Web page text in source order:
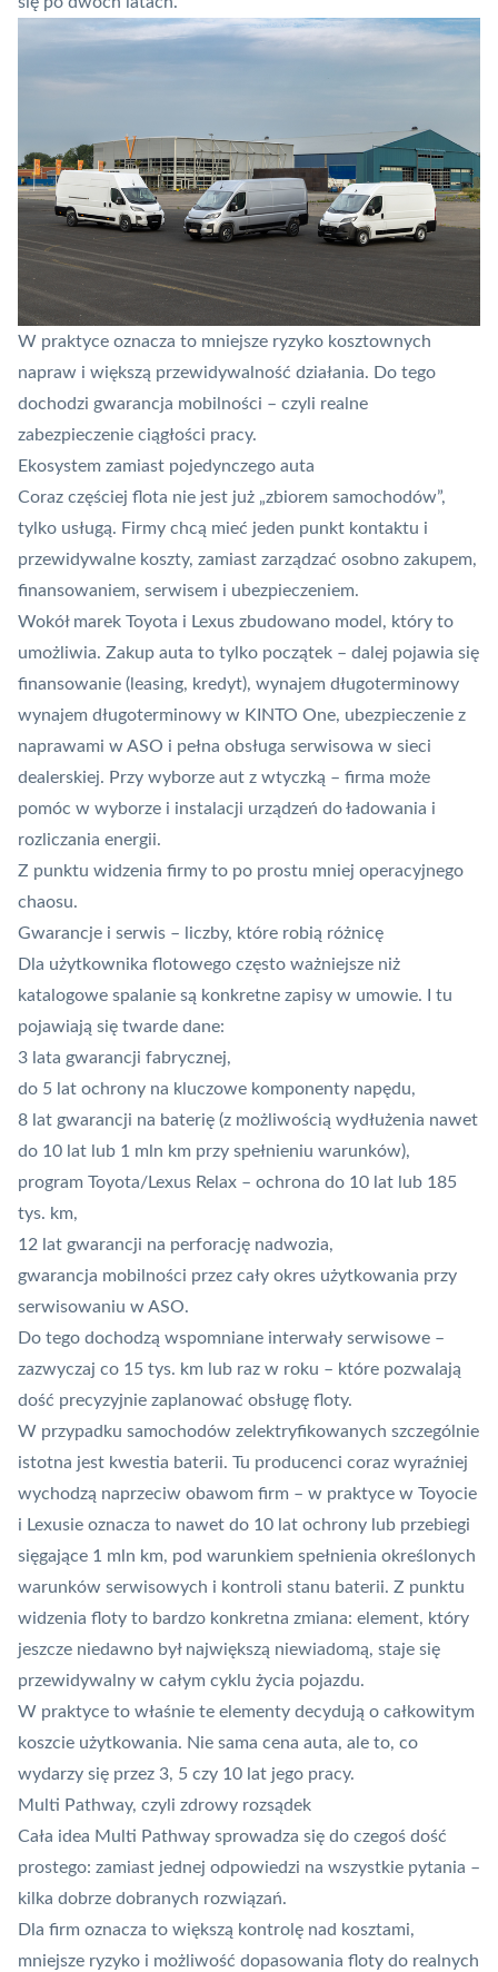
W praktyce oznacza to mniejsze ryzyko kosztownych
napraw i większą przewidywalność działania. Do tego
dochodzi gwarancja mobilności – czyli realne
zabezpieczenie ciągłości pracy.
Ekosystem zamiast pojedynczego auta
Coraz częściej flota nie jest już „zbiorem samochodów”,
tylko usługą. Firmy chcą mieć jeden punkt kontaktu i
przewidywalne koszty, zamiast zarządzać osobno zakupem,
finansowaniem, serwisem i ubezpieczeniem.
Wokół marek Toyota i Lexus zbudowano model, który to
umożliwia. Zakup auta to tylko początek – dalej pojawia się
finansowanie (leasing, kredyt), wynajem długoterminowy
wynajem długoterminowy w KINTO One, ubezpieczenie z
naprawami w ASO i pełna obsługa serwisowa w sieci
dealerskiej. Przy wyborze aut z wtyczką – firma może
pomóc w wyborze i instalacji urządzeń do ładowania i
rozliczania energii.
Z punktu widzenia firmy to po prostu mniej operacyjnego
chaosu.
Gwarancje i serwis – liczby, które robią różnicę
Dla użytkownika flotowego często ważniejsze niż
katalogowe spalanie są konkretne zapisy w umowie. I tu
pojawiają się twarde dane:
3 lata gwarancji fabrycznej,
do 5 lat ochrony na kluczowe komponenty napędu,
8 lat gwarancji na baterię (z możliwością wydłużenia nawet
do 10 lat lub 1 mln km przy spełnieniu warunków),
program Toyota/Lexus Relax – ochrona do 10 lat lub 185
tys. km,
12 lat gwarancji na perforację nadwozia,
gwarancja mobilności przez cały okres użytkowania przy
serwisowaniu w ASO.
Do tego dochodzą wspomniane interwały serwisowe –
zazwyczaj co 15 tys. km lub raz w roku – które pozwalają
dość precyzyjnie zaplanować obsługę floty.
W przypadku samochodów zelektryfikowanych szczególnie
istotna jest kwestia baterii. Tu producenci coraz wyraźniej
wychodzą naprzeciw obawom firm – w praktyce w Toyocie
i Lexusie oznacza to nawet do 10 lat ochrony lub przebiegi
sięgające 1 mln km, pod warunkiem spełnienia określonych
warunków serwisowych i kontroli stanu baterii. Z punktu
widzenia floty to bardzo konkretna zmiana: element, który
jeszcze niedawno był największą niewiadomą, staje się
przewidywalny w całym cyklu życia pojazdu.
W praktyce to właśnie te elementy decydują o całkowitym
koszcie użytkowania. Nie sama cena auta, ale to, co
wydarzy się przez 3, 5 czy 10 lat jego pracy.
Multi Pathway, czyli zdrowy rozsądek
Cała idea Multi Pathway sprowadza się do czegoś dość
prostego: zamiast jednej odpowiedzi na wszystkie pytania –
kilka dobrze dobranych rozwiązań.
Dla firm oznacza to większą kontrolę nad kosztami,
mniejsze ryzyko i możliwość dopasowania floty do realnych